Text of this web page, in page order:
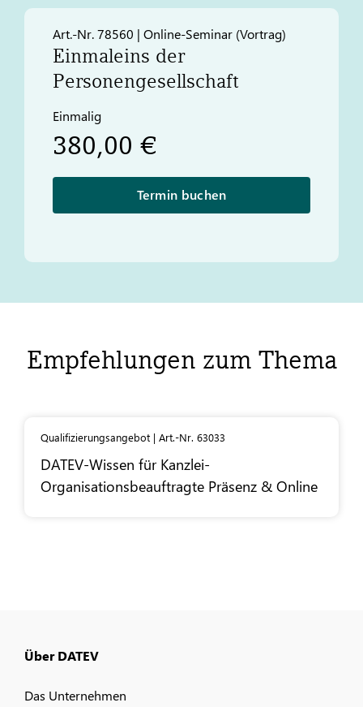
Art.-Nr. 78560 | Online-Seminar (Vortrag)​
Einmaleins der
Personengesellschaft
Einmalig
380,00 €
Termin buchen
Empfehlungen zum Thema
Qualifizierungsangebot | Art.-Nr. 63033
DATEV-Wissen für Kanzlei-
Organisationsbeauftragte Präsenz & Online
Über DATEV
Das Unternehmen